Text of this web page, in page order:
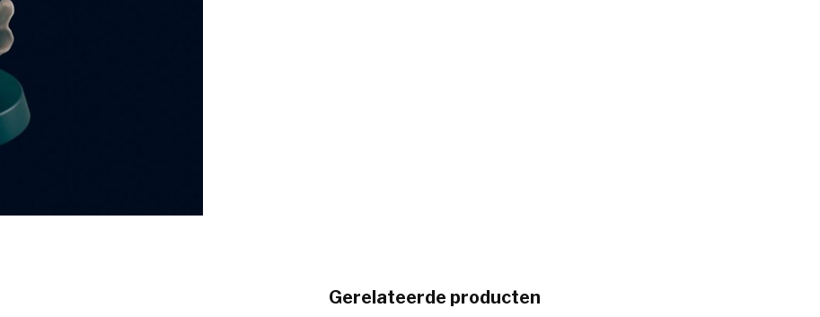
Gerelateerde producten